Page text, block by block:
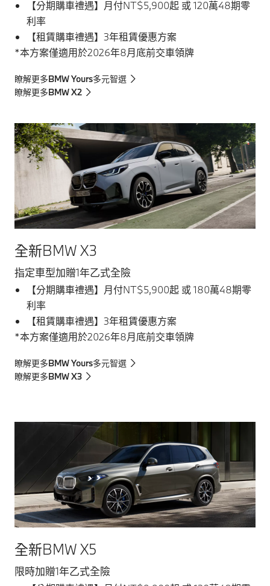
【分期購車禮遇】月付NT$5,900起 或 120萬48期零
利率
【租賃購車禮遇】3年租賃優惠方案
*本方案僅適用於2026年8月底前交車領牌
瞭解更多BMW Yours多元智選
瞭解更多BMW X2
全新BMW X3
指定車型加贈1年乙式全險
【分期購車禮遇】月付NT$5,900起 或 180萬48期零
利率
【租賃購車禮遇】3年租賃優惠方案
*本方案僅適用於2026年8月底前交車領牌
瞭解更多BMW Yours多元智選
瞭解更多BMW X3
全新BMW X5
限時加贈1年乙式全險